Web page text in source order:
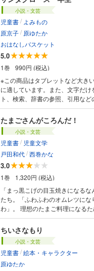
まれた・・・。その名は孫悟空！！
小説・文芸
児童書/ よみもの
原京子/ 原ゆたか
おはなしバスケット
5.0
1巻
990円 (税込)
※この商品はタブレットなど大き
に適しています。また、文字だ
ト、検索、辞書の参照、引用などの機能
てもらいますという手紙をうけ
らしはじめました。サンタさんに
たまごさんがころんだ！
小説・文芸
児童書/ 児童文学
戸田和代/西巻かな
3.0
1巻
1,320円 (税込)
「まっ黒こげの目玉焼きになる
たち。「ふわふわのオムレツに
わ」。 理想のたまご料理になる
でも、手も足もないたまごが、
だるまさんから教わった、ある
ちいさなもり
小説・文芸
児童書/絵本・キャラクター
原ゆたか